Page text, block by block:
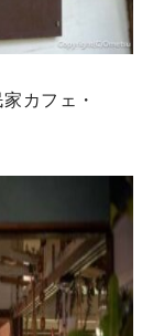
カフェ・